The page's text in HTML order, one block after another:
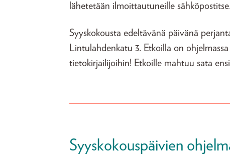
lähetetään ilmoittautuneille sähköpostitse.
Syyskokousta edeltävänä päivänä
Lintulahdenkatu 3. Etkoilla on
tietokirjailijoihin! Etkoille mahtuu sata
Syyskokouspäivien